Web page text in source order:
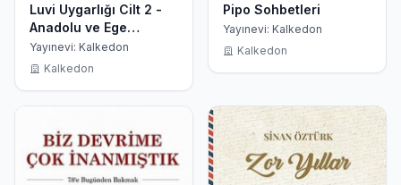
Luvi Uygarlığı Cilt 2 -
Anadolu ve Ege
Arasında Kimlik Kültür
Dil Din
Yayınevi: Kalkedon
Kalkedon
Pipo Sohbetleri
Yayınevi: Kalkedon
Kalkedon